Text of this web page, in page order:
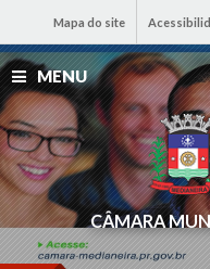
Mapa do site
MENU
CÂMARA